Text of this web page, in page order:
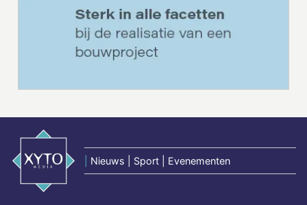
Nieuws | Sport | Evenementen